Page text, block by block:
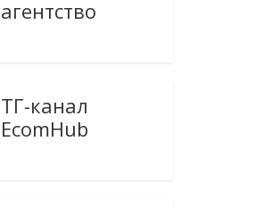
агентство
ТГ-канал
EcomHub